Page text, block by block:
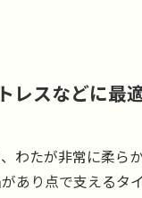
レスなどに最
わたが非常に柔ら
あり点で支えるタ